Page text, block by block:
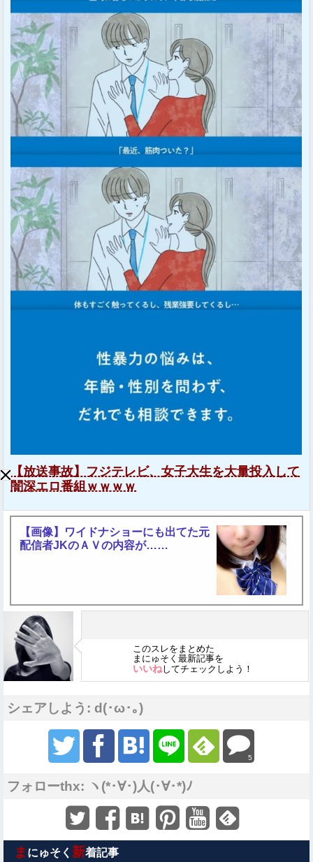
【放送事故】フジテレビ、女子大生を大量投入して
闇深エロ番組ｗｗｗｗ
【画像】ワイドナショーにも出てた元
配信者JKのＡＶの内容が……
このスレをまとめた
まにゅそく最新記事を
いいねしてチェックしよう！
シェアしよう: d(･ω･｡)
5
フォローthx: ヽ(*･∀･)人(･∀･*)ﾉ
ま にゅそく 新着記事Sponsored Link